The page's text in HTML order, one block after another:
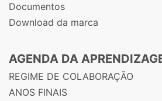
Documentos
Download da marca
AGENDA DA
REGIME DE COLABORAÇÃO
ANOS FINAIS